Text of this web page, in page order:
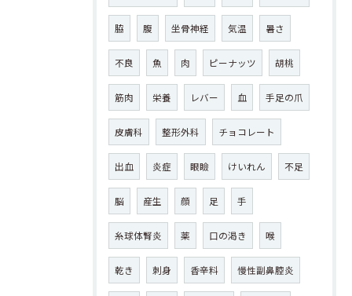
脇 腹 坐骨神経 気温 暑さ
不良 魚 肉 ピーナッツ 胡桃
筋肉 栄養 レバー 血 手足の爪
皮膚科 整形外科 チョコレート
出血 炎症 眼瞼 けいれん 不足
脳 産生 顔 足 手
糸球体腎炎 薬 口の渇き 喉
乾き 刺身 香辛料 慢性副鼻腔炎